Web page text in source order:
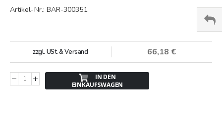
Bildergalerie
Artikel-Nr.: BAR-300351
66,18 €
zzgl. USt. & Versand
IN DEN
EINKAUFSWAGEN